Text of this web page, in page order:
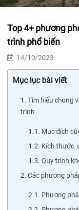
Top 4+ phương
trình phổ biến
14/10/2023
Mục lục bài viết
1. Tìm hiểu chung
trình
1.1. Mục đích
1.2. Kích thước,
1.3. Quy trình
2. Các phương
2.1. Phương